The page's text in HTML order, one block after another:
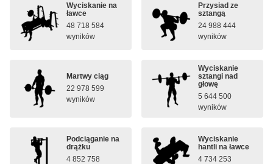
Wyciskanie na
ławce
48 718 584
wyników
Przysiad ze
sztangą
24 988 444
wyników
Martwy ciąg
22 978 599
wyników
Wyciskanie
sztangi nad
głowę
5 644 500
wyników
Podciąganie na
drążku
4 852 758
Wyciskanie
hantli na ławce
4 734 253